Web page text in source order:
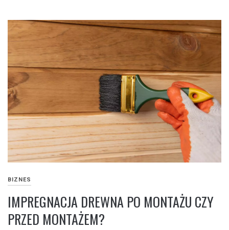
BIZNES
IMPREGNACJA DREWNA PO MONTAŻU CZY
PRZED MONTAŻEM?